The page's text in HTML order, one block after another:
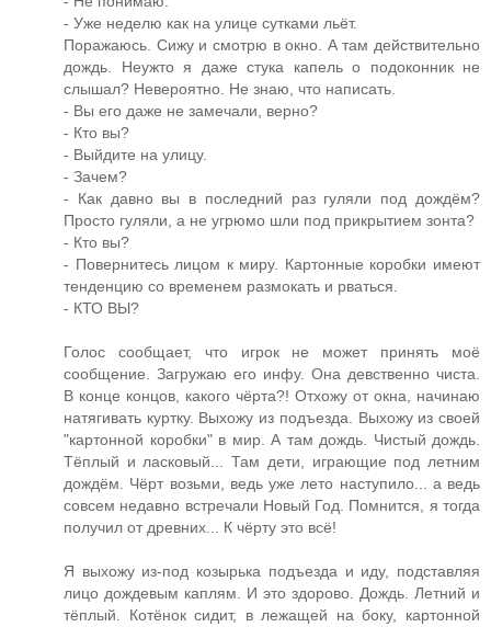
- Уже неделю как на улице сутками льёт.
Поражаюсь. Сижу и смотрю в окно. А там действительно
дождь. Неужто я даже стука капель о подоконник не
слышал? Невероятно. Не знаю, что написать.
- Вы его даже не замечали, верно?
- Кто вы?
- Выйдите на улицу.
- Зачем?
- Как давно вы в последний раз гуляли под дождём?
Просто гуляли, а не угрюмо шли под прикрытием зонта?
- Кто вы?
- Повернитесь лицом к миру. Картонные коробки имеют
тенденцию со временем размокать и рваться.
- КТО ВЫ?
Голос сообщает, что игрок не может принять моё
сообщение. Загружаю его инфу. Она девственно чиста.
В конце концов, какого чёрта?! Отхожу от окна, начинаю
натягивать куртку. Выхожу из подъезда. Выхожу из своей
"картонной коробки" в мир. А там дождь. Чистый дождь.
Тёплый и ласковый... Там дети, играющие под летним
дождём. Чёрт возьми, ведь уже лето наступило... а ведь
совсем недавно встречали Новый Год. Помнится, я тогда
получил от древних... К чёрту это всё!
Я выхожу из-под козырька подъезда и иду, подставляя
лицо дождевым каплям. И это здорово. Дождь. Летний и
тёплый. Котёнок сидит, в лежащей на боку, картонной